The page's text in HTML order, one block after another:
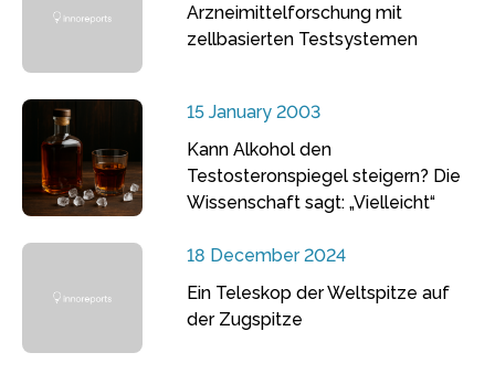
Arzneimittelforschung mit
zellbasierten Testsystemen
15 January 2003
Kann Alkohol den
Testosteronspiegel steigern? Die
Wissenschaft sagt: „Vielleicht“
18 December 2024
Ein Teleskop der Weltspitze auf
der Zugspitze